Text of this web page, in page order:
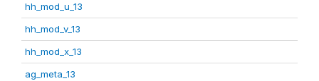
hh_mod_u_13
hh_mod_v_13
hh_mod_x_13
ag_meta_13